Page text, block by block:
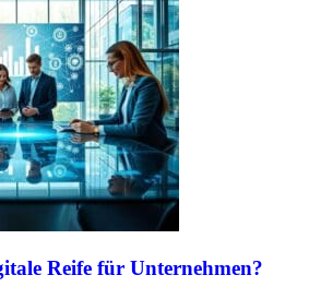
Reife für Unternehmen?